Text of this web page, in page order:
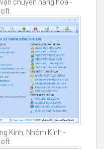
chuyển hàng hóa -
Kính, Nhôm Kính -